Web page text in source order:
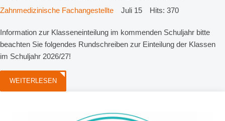
Zahnmedizinische Fachangestellte
Juli 15 Hits: 370
Information zur Klasseneinteilung im kommenden Schuljahr bitte
beachten Sie folgendes Rundschreiben zur Einteilung der Klassen
im Schuljahr 2026/27!
WEITERLESEN